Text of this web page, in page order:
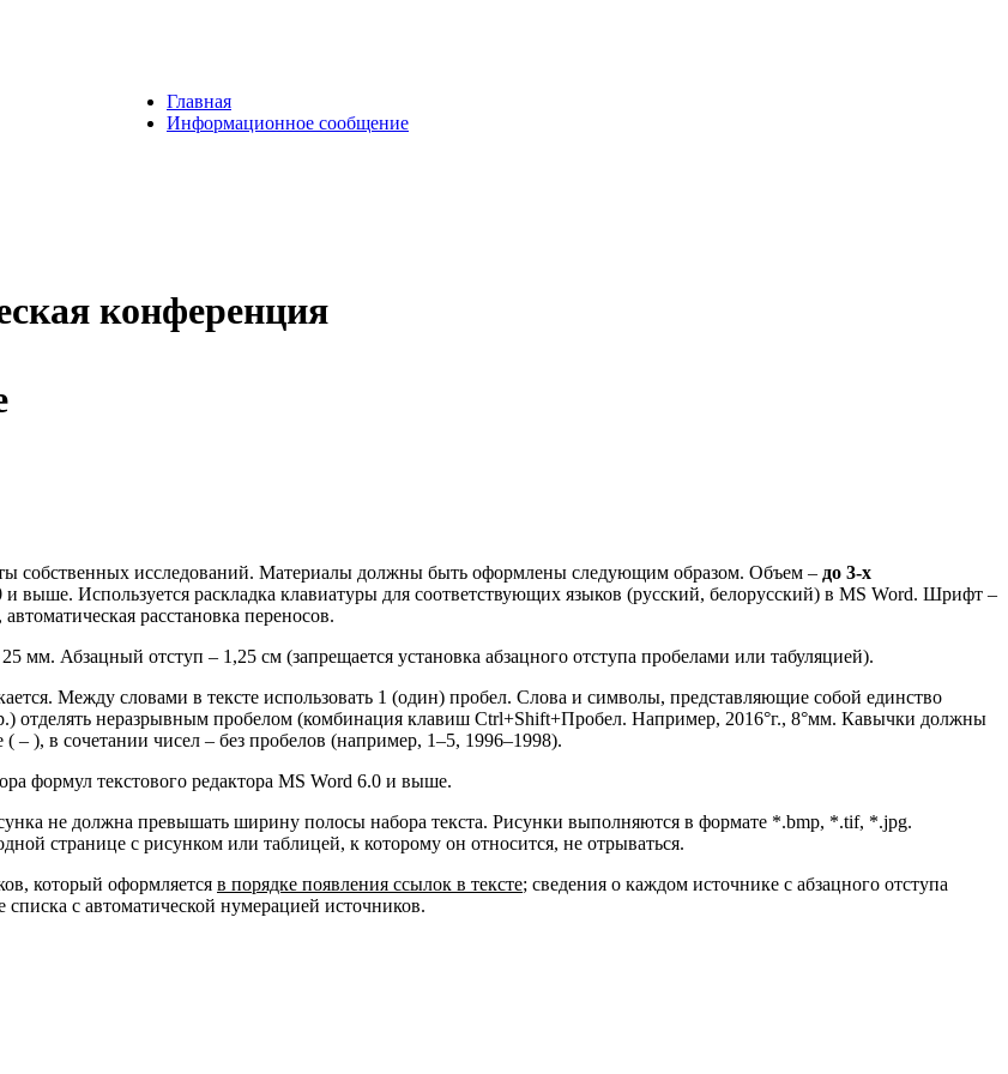
Главная
Информационное сообщение
конференция
собственных исследований. Материалы должны быть оформлены следующим образом. Объем – до 3-х
выше. Используется раскладка клавиатуры для соответствующих языков (русский, белорусский) в MS Word. Шрифт –
расстановка переносов.
Абзацный отступ – 1,25 см (запрещается установка абзацного отступа пробелами или табуляцией).
Между словами в тексте использовать 1 (один) пробел. Слова и символы, представляющие собой единство
отделять неразрывным пробелом (комбинация клавиш Ctrl+Shift+Пробел. Например, 2016°г., 8°мм. Кавычки должны
– ), в сочетании чисел – без пробелов (например, 1–5, 1996–1998).
формул текстового редактора MS Word 6.0 и выше.
не должна превышать ширину полосы набора текста. Рисунки выполняются в формате *.bmp, *.tif, *.jpg.
странице с рисунком или таблицей, к которому он относится, не отрываться.
который оформляется в порядке появления ссылок в тексте; сведения о каждом источнике с абзацного отступа
списка с автоматической нумерацией источников.